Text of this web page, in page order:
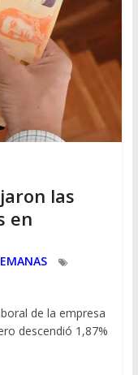
las
en
de la empresa
descendió 1,87%